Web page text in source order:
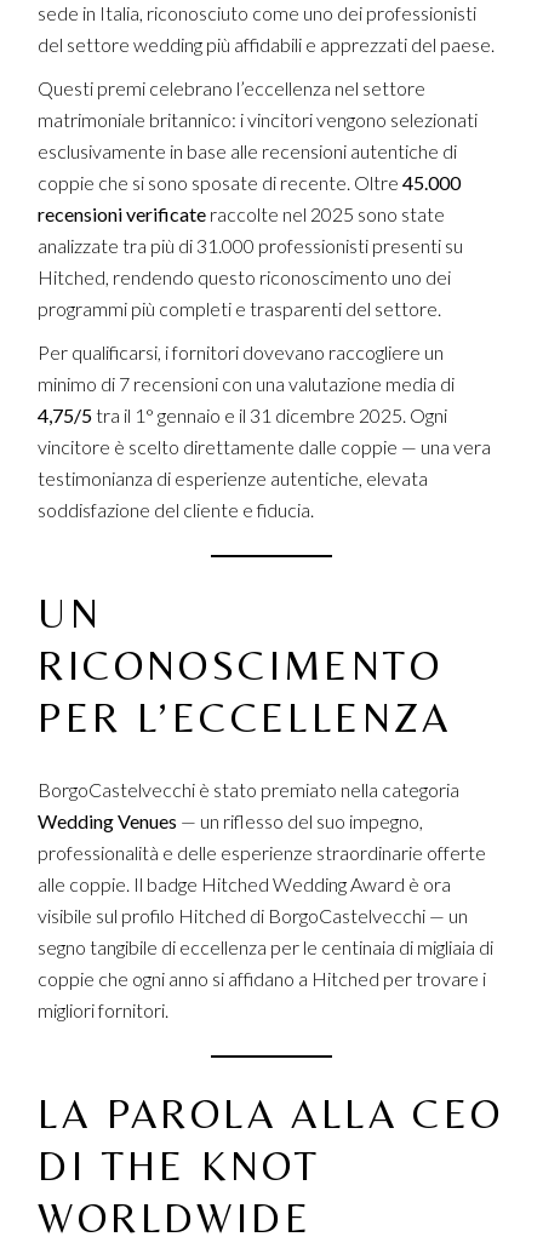
sede in Italia, riconosciuto come uno dei professionisti
del settore wedding più affidabili e apprezzati del paese.
Questi premi celebrano l’eccellenza nel settore
matrimoniale britannico: i vincitori vengono selezionati
esclusivamente in base alle recensioni autentiche di
coppie che si sono sposate di recente. Oltre45.000
recensioni verificate raccolte nel 2025 sono state
analizzate tra più di 31.000 professionisti presenti su
Hitched, rendendo questo riconoscimento uno dei
programmi più completi e trasparenti del settore.
Per qualificarsi, i fornitori dovevano raccogliere un
minimo di 7 recensioni con una valutazione media di
4,75/5tra il 1° gennaio e il 31 dicembre 2025. Ogni
vincitore è scelto direttamente dalle coppie — una vera
testimonianza di esperienze autentiche, elevata
soddisfazione del cliente e fiducia.
UN
RICONOSCIMENTO
PER L’ECCELLENZA
BorgoCastelvecchi è stato premiato nella categoria
Wedding Venues — un riflesso del suo impegno,
professionalità e delle esperienze straordinarie offerte
alle coppie. Il badge Hitched Wedding Award è ora
visibile sul profilo Hitched di BorgoCastelvecchi — un
segno tangibile di eccellenza per le centinaia di migliaia di
coppie che ogni anno si affidano a Hitched per trovare i
migliori fornitori.
LA PAROLA ALLA CEO
DI THE KNOT
WORLDWIDE